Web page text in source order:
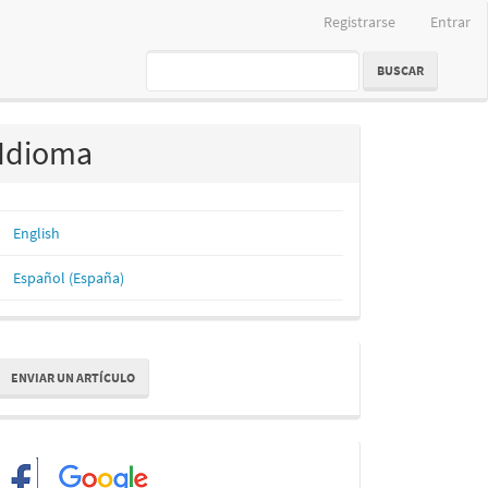
Registrarse Entrar
BUSCAR
Idioma
English
Español (España)
ENVIAR UN ARTÍCULO
Redes